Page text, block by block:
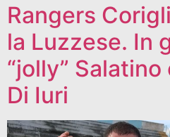
Rangers
la Luzzese. In
“jolly” Salatino
Di Iuri